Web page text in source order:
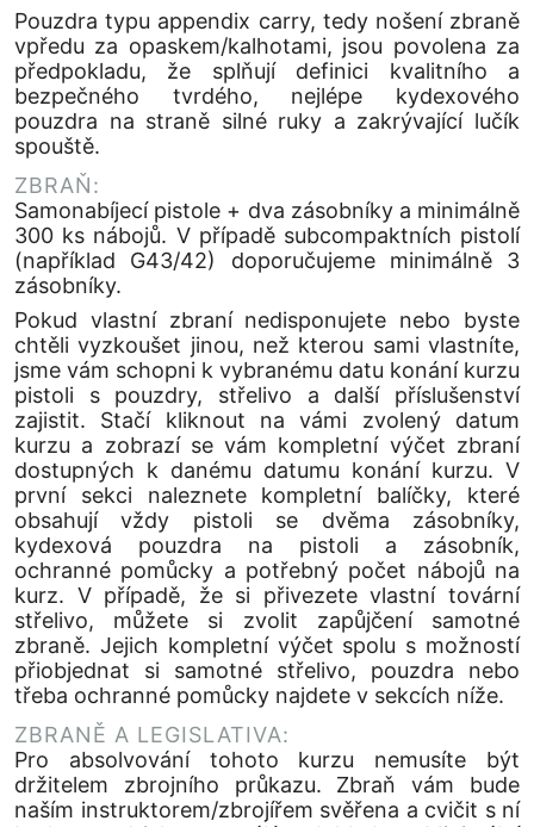
Pouzdra typu appendix carry, tedy nošení zbraně
vpředu za opaskem/kalhotami, jsou povolena za
předpokladu, že splňují definici kvalitního a
bezpečného tvrdého, nejlépe kydexového
pouzdra na straně silné ruky a zakrývající lučík
spouště.
ZBRAŇ:
Samonabíjecí pistole + dva zásobníky a minimálně
300 ks nábojů. V případě subcompaktních pistolí
(například G43/42) doporučujeme minimálně 3
zásobníky.
Pokud vlastní zbraní nedisponujete nebo byste
chtěli vyzkoušet jinou, než kterou sami vlastníte,
jsme vám schopni k vybranému datu konání kurzu
pistoli s pouzdry, střelivo a další příslušenství
zajistit. Stačí kliknout na vámi zvolený datum
kurzu a zobrazí se vám kompletní výčet zbraní
dostupných k danému datumu konání kurzu. V
první sekci naleznete kompletní balíčky, které
obsahují vždy pistoli se dvěma zásobníky,
kydexová pouzdra na pistoli a zásobník,
ochranné pomůcky a potřebný počet nábojů na
kurz. V případě, že si přivezete vlastní tovární
střelivo, můžete si zvolit zapůjčení samotné
zbraně. Jejich kompletní výčet spolu s možností
přiobjednat si samotné střelivo, pouzdra nebo
třeba ochranné pomůcky najdete v sekcích níže.
ZBRANĚ A LEGISLATIVA:
Pro absolvování tohoto kurzu nemusíte být
držitelem zbrojního průkazu. Zbraň vám bude
naším instruktorem/zbrojířem svěřena a cvičit s ní